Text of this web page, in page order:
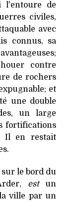
l'entoure de
civiles,
avec
connus, sa
contre
de rochers
et
une double
un large
fortifications
Il en restait
sur le bord du
estun
ville par un